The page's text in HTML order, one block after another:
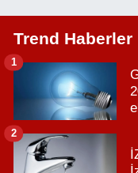
Trend Haberler
1
2